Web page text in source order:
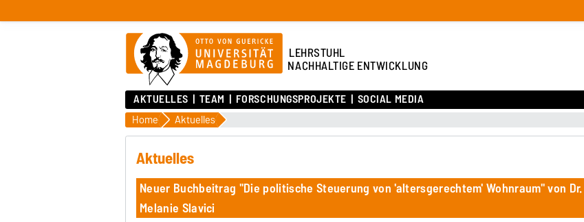
LEHRSTUHL
NACHHALTIGE ENTWICKLUNG
AKTUELLES TEAM FORSCHUNGSPROJEKTE SOCIAL MEDIA
Home Aktuelles
Aktuelles
Neuer Buchbeitrag "Die politische Steuerung von 'altersgerechtem' Wohnraum" von Dr.
Melanie Slavici